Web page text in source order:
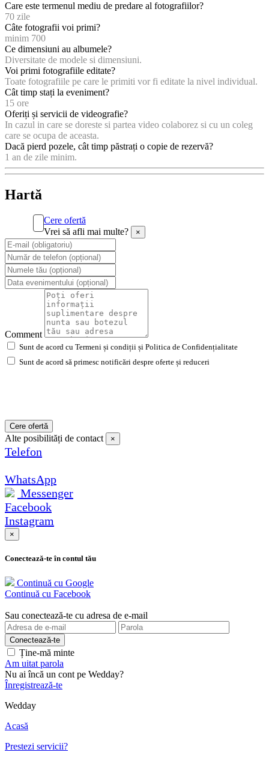
Care este termenul mediu de predare al fotografiilor?
70 zile
Câte fotografii voi primi?
minim 700
Ce dimensiuni au albumele?
Diversitate de modele si dimensiuni.
Voi primi fotografiile editate?
Toate fotografiile pe care le primiti vor fi editate la nivel individual.
Cât timp stați la eveniment?
15 ore
Oferiți și servicii de videografie?
In cazul in care se doreste si partea video colaborez si cu un coleg
care se ocupa de aceasta.
Dacă pierd pozele, cât timp păstrați o copie de rezervă?
1 an de zile minim.
Hartă
Cere ofertă
Vrei să afli mai multe?
×
Comment
Sunt de acord cu Termeni și condiții și Politica de Confidențialitate
Sunt de acord să primesc notificări despre oferte și reduceri
Cere ofertă
Alte posibilități de contact ×
Telefon
WhatsApp
Messenger
Facebook
Instagram
×
Conectează-te în contul tău
Continuă cu Google
Continuă cu Facebook
Sau conectează-te cu adresa de e-mail
Ține-mă minte
Am uitat parola
Nu ai încă un cont pe Wedday?
Înregistrează-te
Wedday
Acasă
Prestezi servicii?